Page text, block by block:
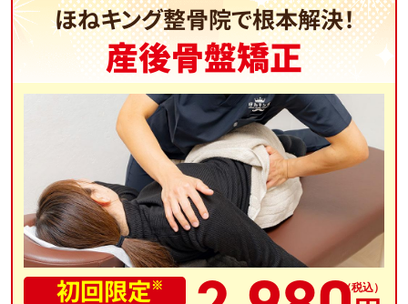
ほねキング整骨院で根本解決！
産後骨盤矯正
初回限定※